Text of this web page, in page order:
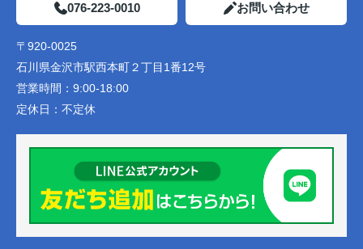
076-223-0010 お問い合わせ
〒920-0025
石川県金沢市駅西本町２丁目1番12号
営業時間： 9:00-18:00
定休日： 不定休